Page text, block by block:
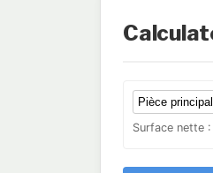
Surface nette